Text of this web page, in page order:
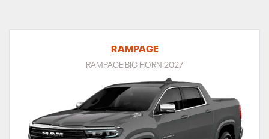
RAMPAGE
RAMPAGE BIG HORN 2027